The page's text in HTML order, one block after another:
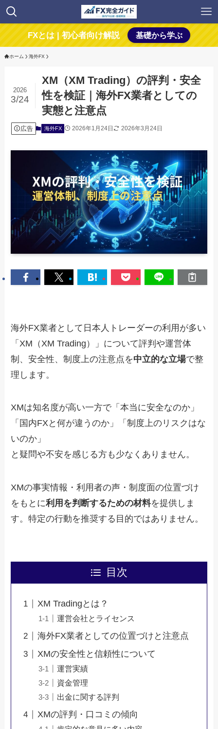
FXとは | 初心者向け解説 基礎から学ぶ
ホーム 海外FX
XM（XM Trading）の評判・安全
性を検証｜海外FX業者としての
実態と注意点
2026
3/24
広告 海外FX 2026年1月24日 2026年3月24日
海外FX業者として日本人トレーダーの利用が多い
「XM（XM Trading）」について評判や運営体
制、安全性、制度上の注意点を中立的な立場で整
理します。
XMは知名度が高い一方で「本当に安全なのか」
「国内FXと何が違うのか」「制度上のリスクはな
いのか」
と疑問や不安を感じる方も少なくありません。
XMの事実情報・利用者の声・制度面の位置づけ
をもとに利用を判断するための材料を提供しま
す。特定の行動を推奨する目的ではありません。
目次
XM Tradingとは？
運営会社とライセンス
海外FX業者としての位置づけと注意点
XMの安全性と信頼性について
運営実績
資金管理
出金に関する評判
XMの評判・口コミの傾向